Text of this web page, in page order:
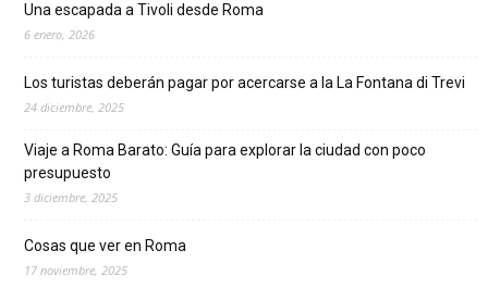
Una escapada a Tivoli desde Roma
6 enero, 2026
Los turistas deberán pagar por acercarse a la La Fontana di Trevi
24 diciembre, 2025
Viaje a Roma Barato: Guía para explorar la ciudad con poco
presupuesto
3 diciembre, 2025
Cosas que ver en Roma
17 noviembre, 2025